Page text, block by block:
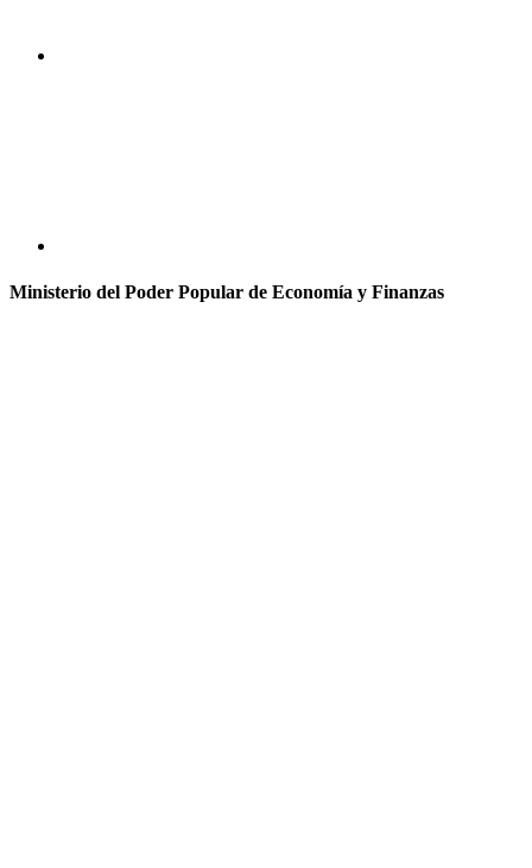
Ministerio del Poder Popular de Economía y Finanzas